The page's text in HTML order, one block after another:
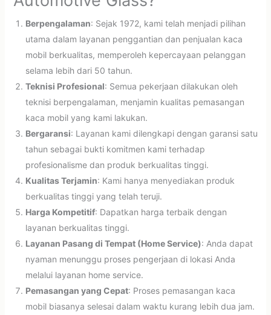
Berpengalaman: Sejak 1972, kami telah menjadi pilihan
utama dalam layanan penggantian dan penjualan kaca
mobil berkualitas, memperoleh kepercayaan pelanggan
selama lebih dari 50 tahun.
Teknisi Profesional: Semua pekerjaan dilakukan oleh
teknisi berpengalaman, menjamin kualitas pemasangan
kaca mobil yang kami lakukan.
Bergaransi: Layanan kami dilengkapi dengan garansi satu
tahun sebagai bukti komitmen kami terhadap
profesionalisme dan produk berkualitas tinggi.
Kualitas Terjamin: Kami hanya menyediakan produk
berkualitas tinggi yang telah teruji.
Harga Kompetitif: Dapatkan harga terbaik dengan
layanan berkualitas tinggi.
Layanan Pasang di Tempat (Home Service): Anda dapat
nyaman menunggu proses pengerjaan di lokasi Anda
melalui layanan home service.
Pemasangan yang Cepat: Proses pemasangan kaca
mobil biasanya selesai dalam waktu kurang lebih dua jam.